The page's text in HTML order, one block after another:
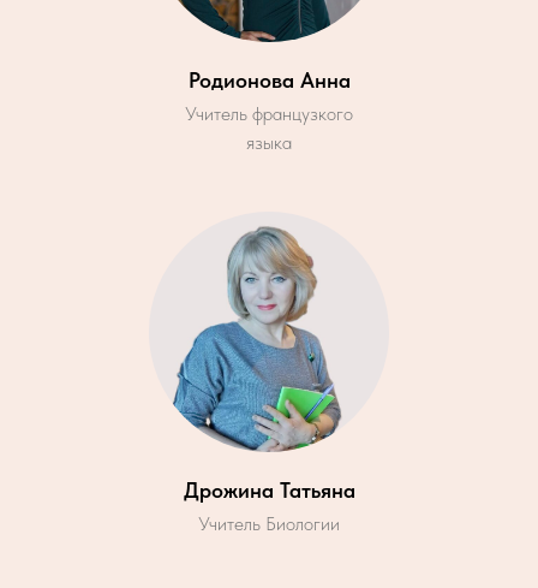
Родионова Анна
Учитель французкого
языка
Дрожина Татьяна
Учитель Биологии